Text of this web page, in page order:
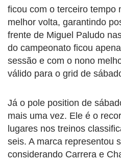
ficou com o terceiro tempo
melhor volta, garantindo
frente de Miguel Paludo
do campeonato ficou
sessão e com o nono
válido para o grid de
Já o pole position de
mais uma vez. Ele é o
lugares nos treinos
seis. A marca representou
considerando Carrera e